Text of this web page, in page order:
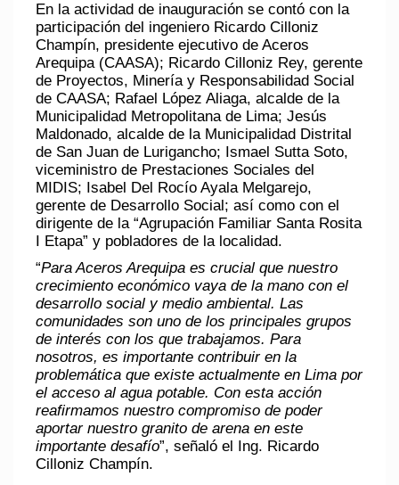
En la actividad de inauguración se contó con la
participación del ingeniero Ricardo Cilloniz
Champín, presidente ejecutivo de Aceros
Arequipa (CAASA); Ricardo Cilloniz Rey, gerente
de Proyectos, Minería y Responsabilidad Social
de CAASA; Rafael López Aliaga, alcalde de la
Municipalidad Metropolitana de Lima; Jesús
Maldonado, alcalde de la Municipalidad Distrital
de San Juan de Lurigancho; Ismael Sutta Soto,
viceministro de Prestaciones Sociales del
MIDIS; Isabel Del Rocío Ayala Melgarejo,
gerente de Desarrollo Social; así como con el
dirigente de la “Agrupación Familiar Santa Rosita
I Etapa” y pobladores de la localidad.
“Para Aceros Arequipa es crucial que nuestro
crecimiento económico vaya de la mano con el
desarrollo social y medio ambiental. Las
comunidades son uno de los principales grupos
de interés con los que trabajamos. Para
nosotros, es importante contribuir en la
problemática que existe actualmente en Lima por
el acceso al agua potable. Con esta acción
reafirmamos nuestro compromiso de poder
aportar nuestro granito de arena en este
importante desafío”, señaló el Ing. Ricardo
Cilloniz Champín.